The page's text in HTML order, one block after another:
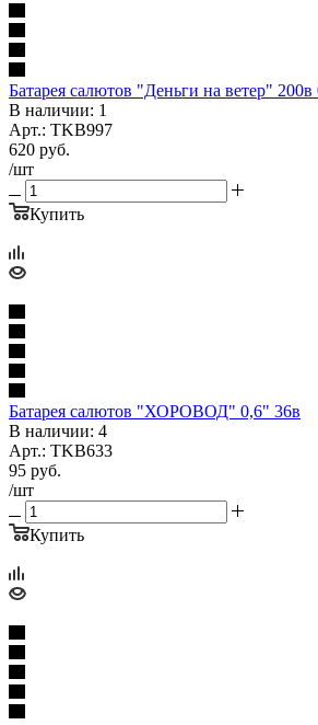
Батарея салютов "Деньги на ветер" 200в
В наличии: 1
Арт.: TKB997
620 руб.
/шт
Купить
Батарея салютов "ХОРОВОД" 0,6" 36в
В наличии: 4
Арт.: TKB633
95 руб.
/шт
Купить